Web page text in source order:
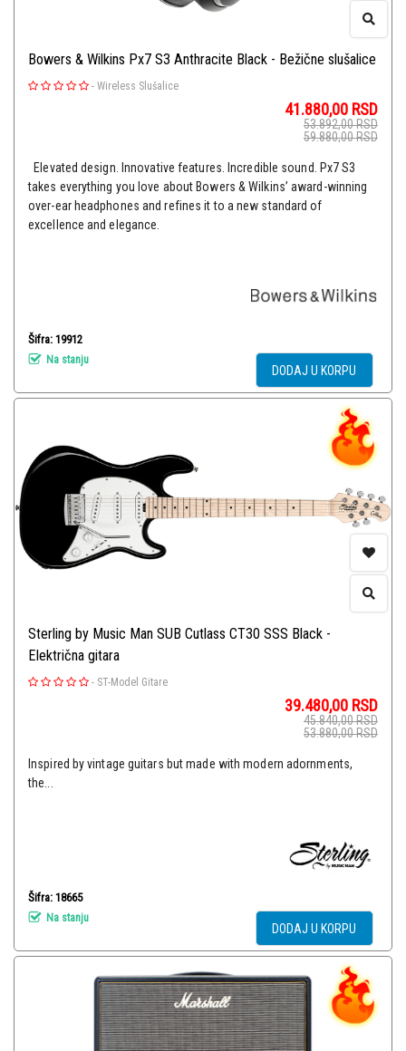
Bowers & Wilkins Px7 S3 Anthracite Black - Bežične slušalice
- Wireless Slušalice
41.880,00 RSD
53.892,00RSD
59.880,00RSD
Elevated design. Innovative features. Incredible sound. Px7 S3
takes everything you love about Bowers & Wilkins’ award-winning
over-ear headphones and refines it to a new standard of
excellence and elegance.
Šifra: 19912
Na stanju
DODAJ U KORPU
Sterling by Music Man SUB Cutlass CT30 SSS Black -
Električna gitara
- ST-Model Gitare
39.480,00 RSD
45.840,00RSD
53.880,00RSD
Inspired by vintage guitars but made with modern adornments,
the...
Šifra: 18665
Na stanju
DODAJ U KORPU